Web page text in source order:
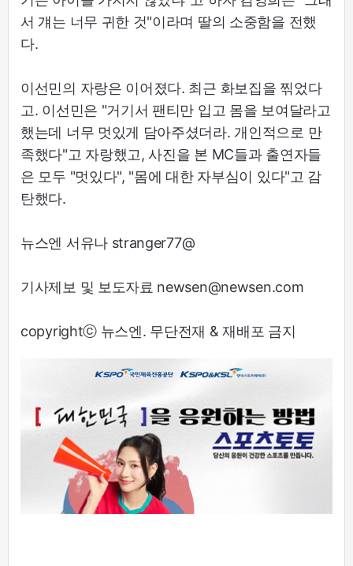
서 걔는 너무 귀한 것"이라며 딸의 소중함을 전했
다.
이선민의 자랑은 이어졌다. 최근 화보집을 찎었다
고. 이선민은 "거기서 팬티만 입고 몸을 보여달라고
했는데 너무 멋있게 담아주셨더라. 개인적으로 만
족했다"고 자랑했고, 사진을 본 MC들과 출연자들
은 모두 "멋있다", "몸에 대한 자부심이 있다"고 감
탄했다.
뉴스엔 서유나 stranger77@
기사제보 및 보도자료 newsen@newsen.com
copyrightⓒ 뉴스엔. 무단전재 & 재배포 금지